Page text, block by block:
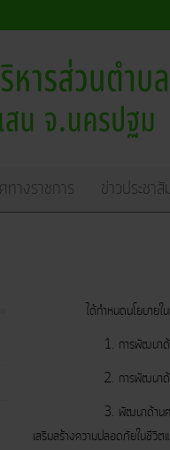
ทางราชการ ข่าวประชา
ได้กำหนดนโยบายในการบ
1. การพัฒนาด้านโครงสร้
2. การพัฒนาด้านเศรษฐกิ
3. พัฒนาด้านคนและสังคม
เสริมสร้างความปลอดภัยในชีวิ